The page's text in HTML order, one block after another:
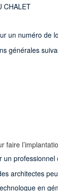
CHALET
un numéro de
générales
architectes
en